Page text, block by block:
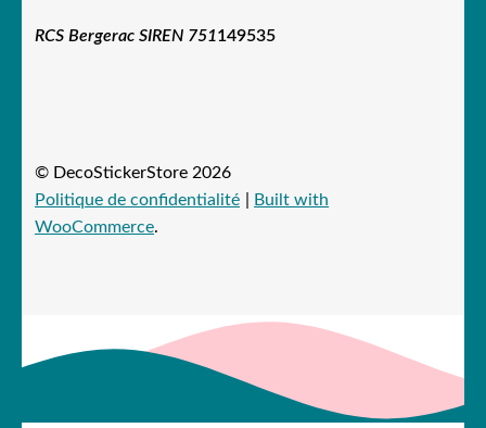
RCS Bergerac SIREN 751149535
© DecoStickerStore 2026
Politique de confidentialité
Built with
WooCommerce.